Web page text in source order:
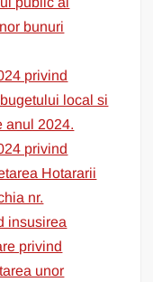
bunuri
privind
local si
anul 2024.
privind
Hotararii
nr.
insusirea
privind
unor